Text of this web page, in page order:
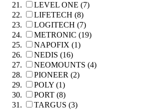
LEVEL ONE (7)
LIFETECH (8)
LOGITECH (7)
METRONIC (19)
NAPOFIX (1)
NEDIS (16)
NEOMOUNTS (4)
PIONEER (2)
POLY (1)
PORT (8)
TARGUS (3)